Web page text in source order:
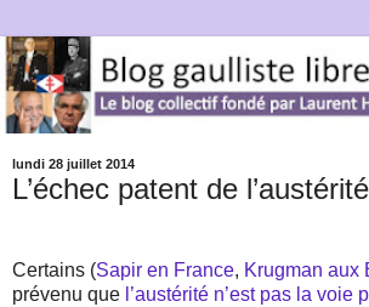
lundi 28 juillet 2014
L’échec patent de l’austérité
Certains (Sapir en France, Krugman aux
prévenu que l’austérité n’est pas la voie